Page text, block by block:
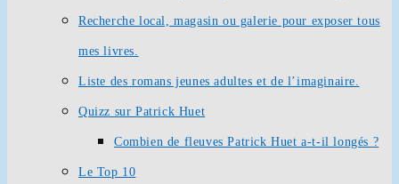
Recherche local, magasin ou galerie pour exposer tous
mes livres.
Liste des romans jeunes adultes et de l’imaginaire.
Quizz sur Patrick Huet
Combien de fleuves Patrick Huet a-t-il longés ?
Le Top 10